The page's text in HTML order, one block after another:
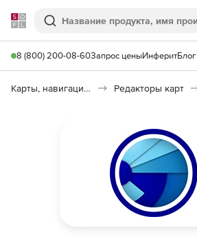
Softline
Поиск
8 (800) 200-08-60Запрос ценыИнферитБлог
Карты, навигация, путешествия Редакторы карт